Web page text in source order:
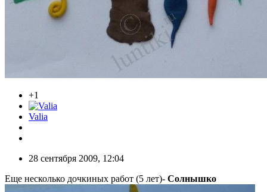
+1
Valia
28 сентября 2009, 12:04
Еще несколько дочкиных работ (5 лет)- Солнышко